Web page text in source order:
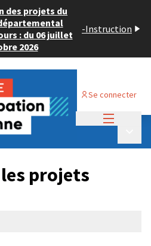
des projets du
: du 06 juillet
2026
-Instruction
Se connecter
2024
projets